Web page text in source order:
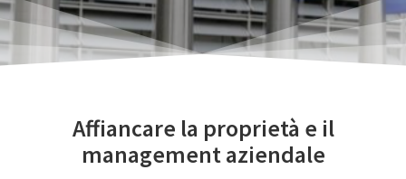
Affiancare la proprietà e il
management aziendale